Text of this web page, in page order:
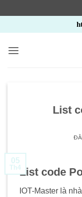
qua
nội
List
05
Th4List code
IOT-Master là